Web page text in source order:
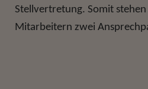
Stellvertretung. Somit
Mitarbeitern zwei